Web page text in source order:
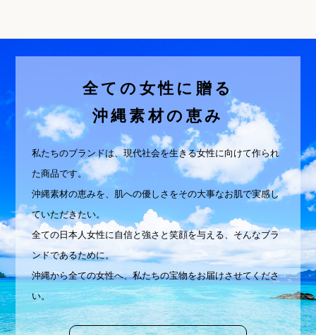
全ての女性に贈る
沖縄素材の恵み
私たちのブランドは、現代社会を生きる女性に向けて作られ
た商品です。
沖縄素材の恵みを、肌への優しさをその大事なお肌で実感し
ていただきたい。
全ての日本人女性に自信と強さと笑顔を与える、そんなブラ
ンドであるために。
沖縄から全ての女性へ、私たちの宝物をお届けさせてくださ
い。